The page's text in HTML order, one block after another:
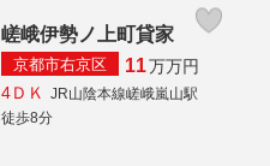
嵯峨伊勢ノ上町貸家
京都市右京区 11万万円
4ＤＫ JR山陰本線嵯峨嵐山駅
徒歩8分